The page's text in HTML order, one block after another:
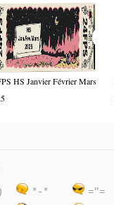
HS Janvier Février Mars
*-* ="=